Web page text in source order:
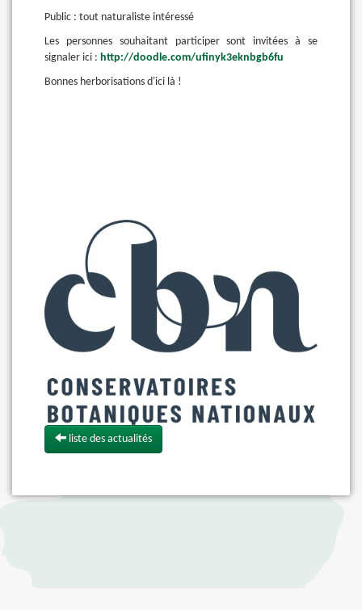
Public : tout naturaliste intéressé
Les personnes souhaitant participer sont invitées à se
signaler ici : http://doodle.com/ufinyk3eknbgb6fu
Bonnes herborisations d'ici là !
liste des actualités